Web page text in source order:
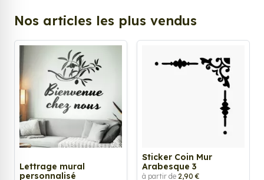
Nos articles les plus vendus
Lettrage mural
personnalisé
Sticker Coin Mur
Arabesque 3
à partir de 2,90 €